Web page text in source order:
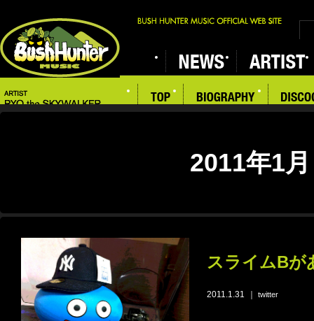
2011年1月
スライムBが
2011.1.31 ｜ twitter